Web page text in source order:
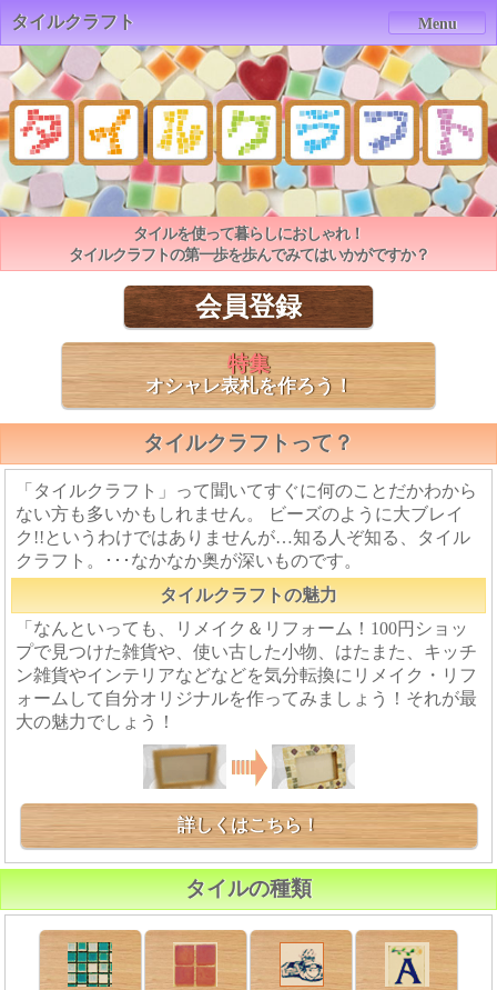
タイルクラフト Menu
タイルを使って暮らしにおしゃれ！
タイルクラフトの第一歩を歩んでみてはいかがですか？
会員登録
特集
オシャレ表札を作ろう！
タイルクラフトって？
「タイルクラフト」って聞いてすぐに何のことだかわから
ない方も多いかもしれません。 ビーズのように大ブレイ
ク!!というわけではありませんが…知る人ぞ知る、タイル
クラフト。･･･なかなか奥が深いものです。
タイルクラフトの魅力
「なんといっても、リメイク＆リフォーム！100円ショッ
プで見つけた雑貨や、使い古した小物、はたまた、キッチ
ン雑貨やインテリアなどなどを気分転換にリメイク・リフ
ォームして自分オリジナルを作ってみましょう！それが最
大の魅力でしょう！
詳しくはこちら！
タイルの種類